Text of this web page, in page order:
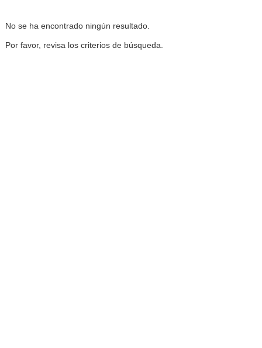
No se ha encontrado ningún resultado.
Por favor, revisa los criterios de búsqueda.